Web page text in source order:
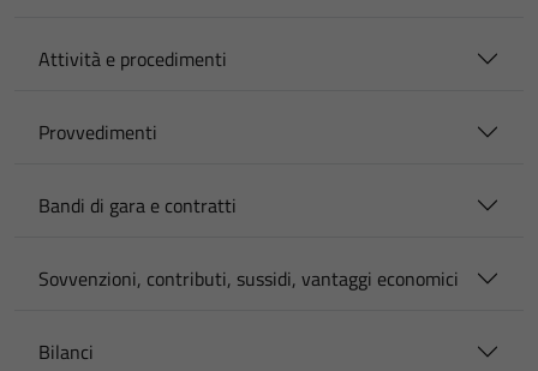
Attività e procedimenti
Provvedimenti
Bandi di gara e contratti
Sovvenzioni, contributi, sussidi, vantaggi economici
Bilanci